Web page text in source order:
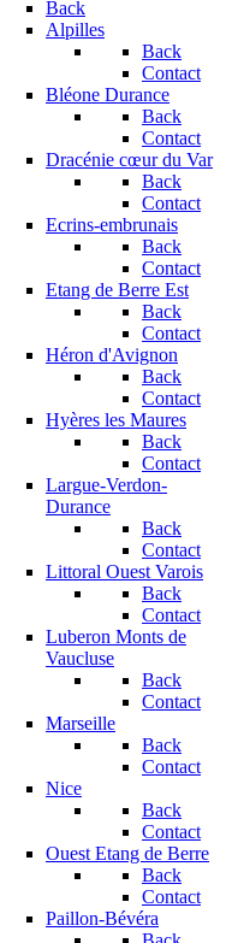
Back
Alpilles
Back
Contact
Bléone Durance
Back
Contact
Dracénie cœur du Var
Back
Contact
Ecrins-embrunais
Back
Contact
Etang de Berre Est
Back
Contact
Héron d'Avignon
Back
Contact
Hyères les Maures
Back
Contact
Largue-Verdon-
Durance
Back
Contact
Littoral Ouest Varois
Back
Contact
Luberon Monts de
Vaucluse
Back
Contact
Marseille
Back
Contact
Nice
Back
Contact
Ouest Etang de Berre
Back
Contact
Paillon-Bévéra